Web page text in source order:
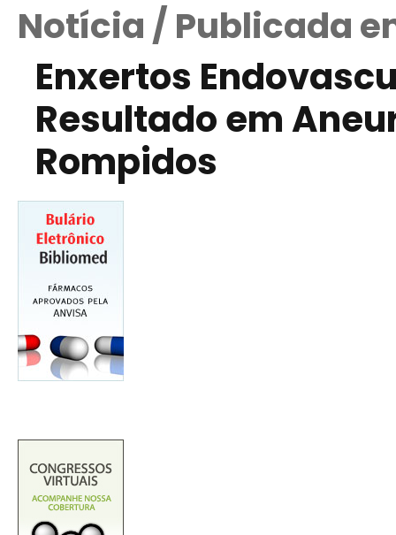
Notícia / Publicada
Enxertos
Resultado em
Rompidos